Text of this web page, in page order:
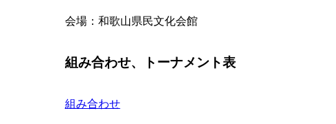
会場：和歌山県民文化会館
組み合わせ、トーナメント表
組み合わせ